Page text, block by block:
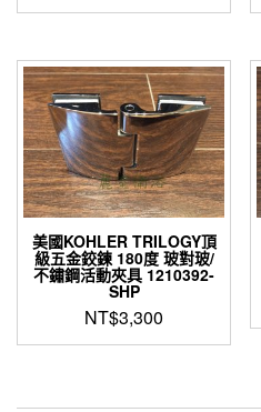
美國KOHLER TRILOGY頂
級五金鉸鍊 180度 玻對玻/
不鏽鋼活動夾具 1210392-
SHP
NT$3,300